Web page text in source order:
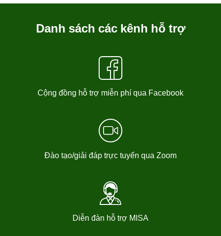
Danh sách các kênh hỗ trợ
Cộng đồng hỗ trợ miễn phí qua Facebook
Đào tạo/giải đáp trực tuyến qua Zoom
Diễn đàn hỗ trợ MISA